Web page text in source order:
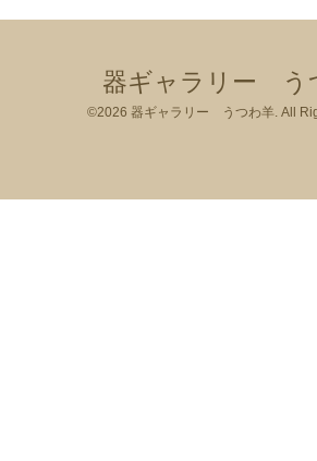
器ギャラリー う
©2026 器ギャラリー うつわ羊. All